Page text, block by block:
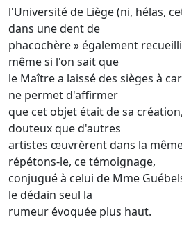
l'Université de Liège (ni, hélas,
dans une dent de
phacochère » également
même si l'on sait que
le Maître a laissé des sièges à
ne permet d'affirmer
que cet objet était de sa
douteux que d'autres
artistes œuvrèrent dans la
répétons-le, ce témoignage,
conjugué à celui de Mme
le dédain seul la
rumeur évoquée plus haut.